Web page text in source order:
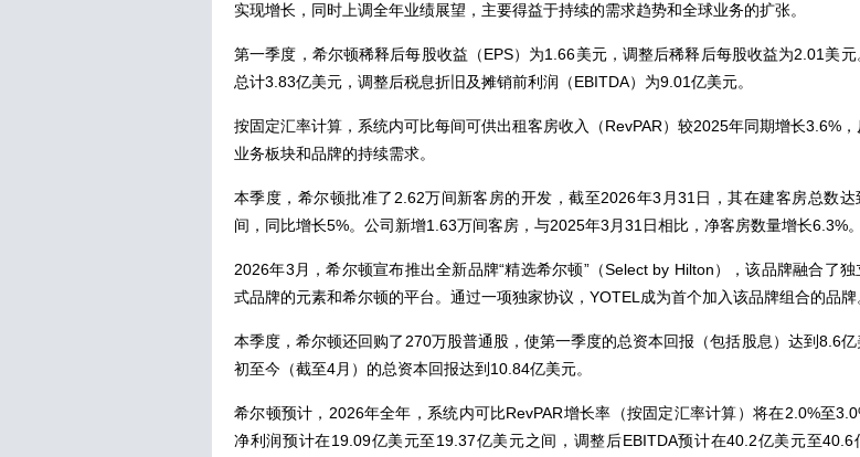
实现增长，同时上调全年业绩展望，主要得益于持续的需求趋势和全球业务的扩张。
第一季度，希尔顿稀释后每股收益（EPS）为1.66美元，调整后稀释后每股收益为2.01美元
总计3.83亿美元，调整后税息折旧及摊销前利润（EBITDA）为9.01亿美元。
按固定汇率计算，系统内可比每间可供出租客房收入（RevPAR）较2025年同期增长3.6%，
业务板块和品牌的持续需求。
本季度，希尔顿批准了2.62万间新客房的开发，截至2026年3月31日，其在建客房总数达
间，同比增长5%。公司新增1.63万间客房，与2025年3月31日相比，净客房数量增长6.3%。
2026年3月，希尔顿宣布推出全新品牌“精选希尔顿”（Select by Hilton），该品牌融合了
式品牌的元素和希尔顿的平台。通过一项独家协议，YOTEL成为首个加入该品牌组合的品牌
本季度，希尔顿还回购了270万股普通股，使第一季度的总资本回报（包括股息）达到8.6
初至今（截至4月）的总资本回报达到10.84亿美元。
希尔顿预计，2026年全年，系统内可比RevPAR增长率（按固定汇率计算）将在2.0%至
净利润预计在19.09亿美元至19.37亿美元之间，调整后EBITDA预计在40.2亿美元至40.6